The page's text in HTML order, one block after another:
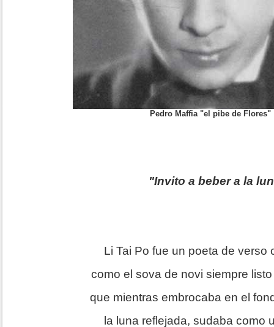
Pedro Maffia "el pibe de Flores"
"Invito a beber a la
Li Tai Po fue un poeta de verso
como el sova de novi siempre
que mientras embrocaba en el
la luna reflejada, sudaba como